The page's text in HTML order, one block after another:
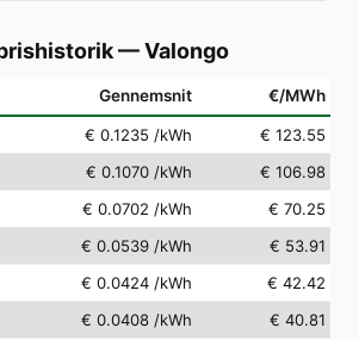
—Valongo
Gennemsnit €/MWh
€ 0.1235 /kWh
€ 123.55
€ 0.1070 /kWh
€ 106.98
€ 0.0702 /kWh
€ 70.25
€ 0.0539 /kWh
€ 53.91
€ 0.0424 /kWh
€ 42.42
€ 0.0408 /kWh
€ 40.81